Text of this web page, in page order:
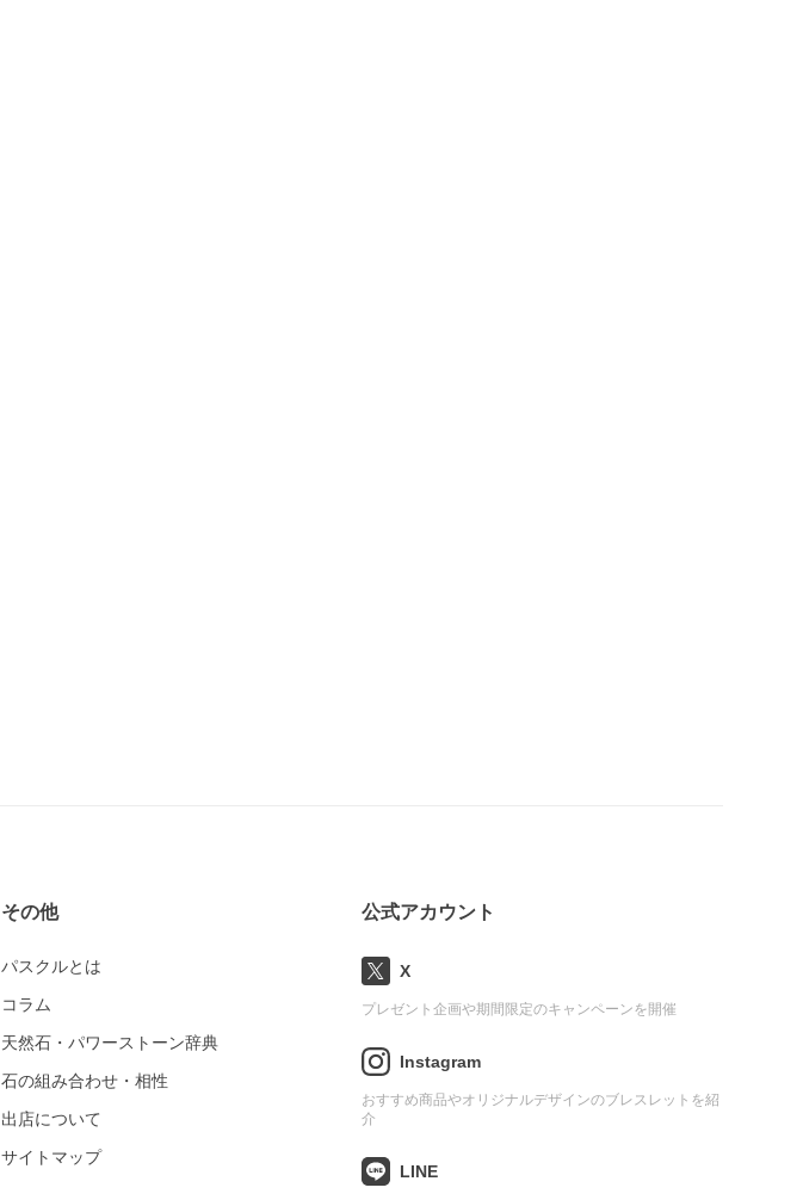
その他
パスクルとは
コラム
天然石・パワーストーン辞典
石の組み合わせ・相性
出店について
サイトマップ
公式アカウント
X
プレゼント企画や期間限定のキャンペーンを開催
Instagram
おすすめ商品やオリジナルデザインのブレスレットを紹
介
LINE